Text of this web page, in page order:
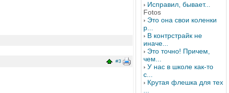
#3
Исправил, бывает...
Fotos
Это она свои коленки
р...
В контрстрайк не
иначе...
Это точно! Причем,
чем...
У нас в школе как-то
с...
Крутая флешка для тех